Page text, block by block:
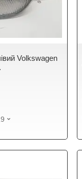
Volkswagen